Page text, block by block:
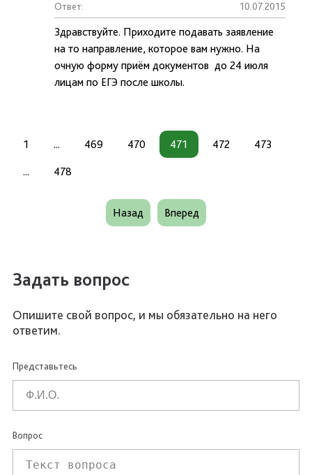
Ответ: 10.07.2015
Здравствуйте. Приходите подавать заявление
на то направление, которое вам нужно. На
очную форму приём документов до 24 июля
лицам по ЕГЭ после школы.
1 ... 469 470 471 472 473
... 478
Назад Вперед
Задать вопрос
Опишите свой вопрос, и мы обязательно на него
ответим.
Представьтесь
Вопрос